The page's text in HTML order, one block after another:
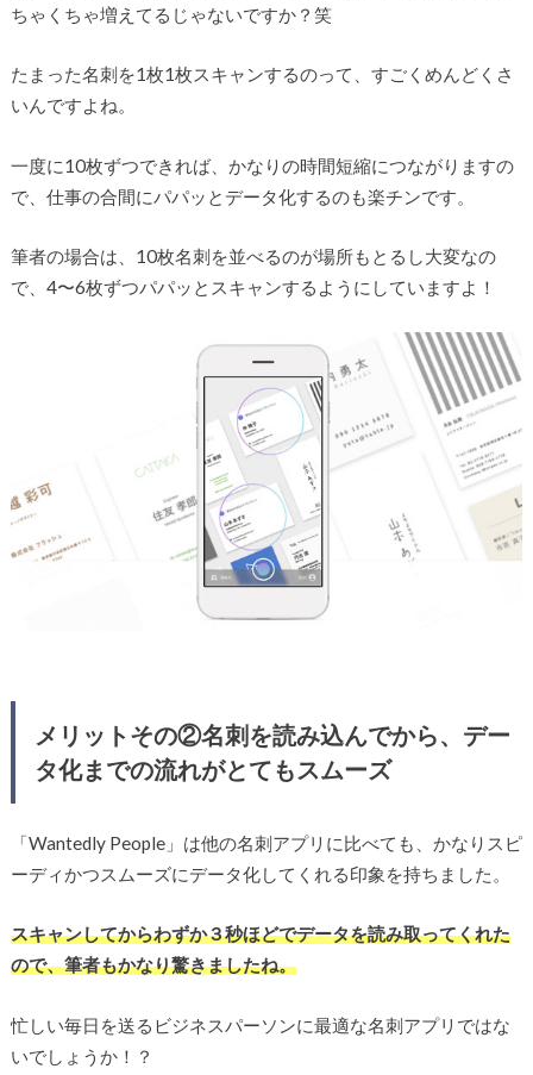
ちゃくちゃ増えてるじゃないですか？笑
たまった名刺を1枚1枚スキャンするのって、すごくめんどくさ
いんですよね。
一度に10枚ずつできれば、かなりの時間短縮につながりますの
で、仕事の合間にパパッとデータ化するのも楽チンです。
筆者の場合は、10枚名刺を並べるのが場所もとるし大変なの
で、4〜6枚ずつパパッとスキャンするようにしていますよ！
メリットその②名刺を読み込んでから、デー
タ化までの流れがとてもスムーズ
「Wantedly People」は他の名刺アプリに比べても、かなりスピ
ーディかつスムーズにデータ化してくれる印象を持ちました。
スキャンしてからわずか３秒ほどでデータを読み取ってくれた
ので、筆者もかなり驚きましたね。
忙しい毎日を送るビジネスパーソンに最適な名刺アプリではな
いでしょうか！？